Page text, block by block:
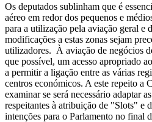
Os deputados sublinham que é
aéreo em redor dos pequenos e
para a utilização pela aviação geral e
modificações a estas zonas sejam
utilizadores. À aviação de negócios
que possível, um acesso apropriado
a permitir a ligação entre as várias
centros económicos. A este repeito a
examinar se será necessário adaptar
respeitantes à atribuição de "Slots" e
intenções para o Parlamento no final